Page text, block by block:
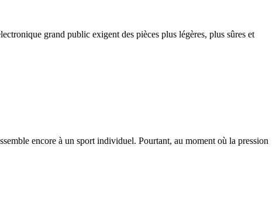
grand public exigent des pièces plus légères, plus sûres et
encore à un sport individuel. Pourtant, au moment où la pression